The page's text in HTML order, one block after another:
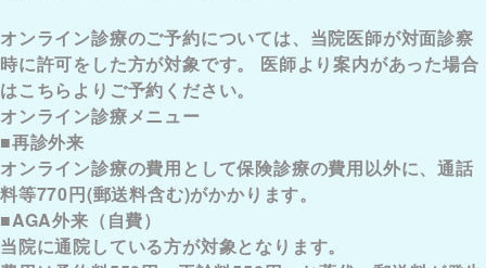
オンライン診療のご予約については、 当院医師が対面診察
時に許可をした方が対象です。 医師より案内があった場合
はこちらよりご予約ください。
オンライン診療メニュー
■再診外来
オンライン診療の費用として保険診療の費用以外に、通話
料等770円(郵送料含む)がかかります。
■AGA外来（自費）
当院に通院している方が対象となります。